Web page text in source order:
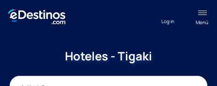
Menú
Log in
Hoteles - Tigaki